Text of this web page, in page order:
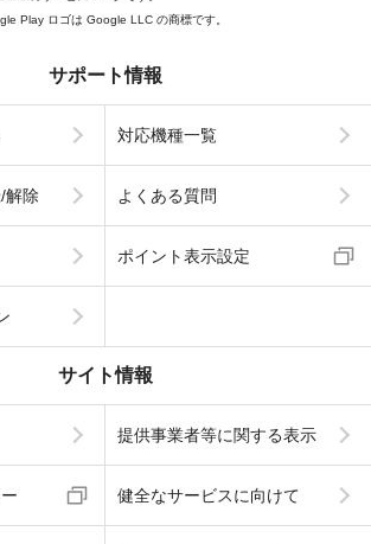
Play ロゴは Google LLC の商標です。
サポート情報
対応機種一覧
解除 よくある質問
ポイント表示設定
サイト情報
提供事業者等に関する表示
健全なサービスに向けて